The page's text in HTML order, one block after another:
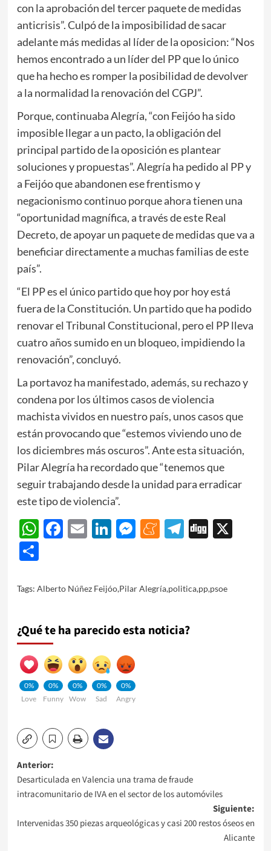
con la aprobación del tercer paquete de medidas
anticrisis”. Culpó de la imposibilidad de sacar
adelante más medidas al líder de la oposicion: “Nos
hemos encontrado a un líder del PP que lo único
que ha hecho es romper la posibilidad de devolver
a la normalidad la renovación del CGPJ”.
Porque, continuaba Alegría, “con Feijóo ha sido
imposible llegar a un pacto, la obligación del
principal partido de la oposición es plantear
soluciones y propuestas”. Alegría ha pedido al PP y
a Feijóo que abandonen ese frentismo y
negacionismo continuo porque ahora tienen una
“oportunidad magnífica, a través de este Real
Decreto, de apoyar un paquete de medidas que va a
beneficiar directamente a muchas familias de este
país”.
“El PP es el único partido que hoy por hoy está
fuera de la Constitución. Un partido que ha podido
renovar el Tribunal Constitucional, pero el PP lleva
cuatro años sumido en un bloqueo, impidiendo la
renovación”, concluyó.
La portavoz ha manifestado, además, su rechazo y
condena por los últimos casos de violencia
machista vividos en nuestro país, unos casos que
están provocando que “estemos viviendo uno de
los diciembres más oscuros”. Ante esta situación,
Pilar Alegría ha recordado que “tenemos que
seguir trabajando desde la unidad para erradicar
este tipo de violencia”.
WhatsApp
Facebook
EmailLinkedIn
Messenger
Meneame
Telegram
Digg
X
Share
Tags: Alberto Núñez Feijóo,Pilar Alegría,politica,pp,psoe
¿Qué te ha parecido esta noticia?
0%
Love
0%
Funny
0%
Wow
0%
Sad
0%
Angry
Navegación
de
entradas
Anterior:
Desarticulada en Valencia una trama de fraude
intracomunitario de IVA en el sector de los automóviles
Siguiente:
Intervenidas 350 piezas arqueológicas y casi 200 restos óseos en
Alicante